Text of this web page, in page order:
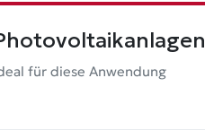
für diese Anwendung